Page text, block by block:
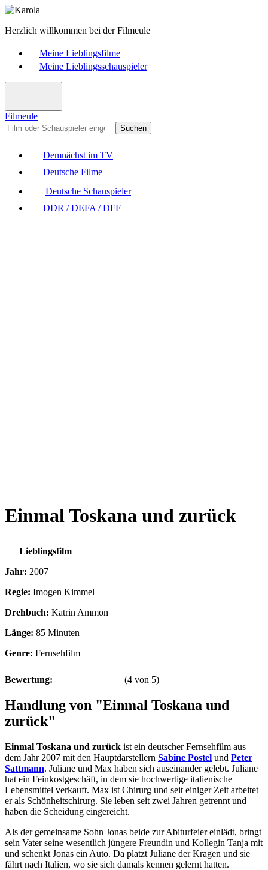
Herzlich willkommen bei der Filmeule
Meine Lieblingsfilme
Meine Lieblingsschauspieler
Filmeule
Suchen
Demnächst im TV
Deutsche Filme
Deutsche Schauspieler
DDR / DEFA / DFF
Einmal Toskana und zurück
Lieblingsfilm
Jahr: 2007
Regie: Imogen Kimmel
Drehbuch: Katrin Ammon
Länge: 85 Minuten
Genre: Fernsehfilm
Bewertung: (4 von 5)
Handlung von "Einmal Toskana und
zurück"
Einmal Toskana und zurück ist ein deutscher Fernsehfilm aus
dem Jahr 2007 mit den Hauptdarstellern Sabine Postel und Peter
Sattmann. Juliane und Max haben sich auseinander gelebt. Juliane
hat ein Feinkostgeschäft, in dem sie hochwertige italienische
Lebensmittel verkauft. Max ist Chirurg und seit einiger Zeit arbeitet
er als Schönheitschirurg. Sie leben seit zwei Jahren getrennt und
haben die Scheidung eingereicht.
Als der gemeinsame Sohn Jonas beide zur Abiturfeier einlädt, bringt
sein Vater seine wesentlich jüngere Freundin und Kollegin Tanja mit
und schenkt Jonas ein Auto. Da platzt Juliane der Kragen und sie
fährt nach Italien, wo sie sich damals kennen gelernt hatten.